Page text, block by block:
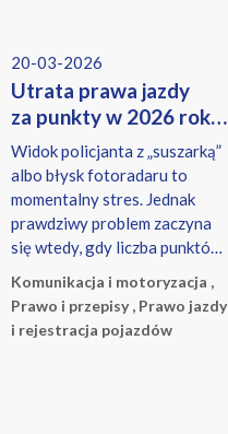
20-03-2026
Utrata prawa jazdy
za punkty w 2026 roku
– co się zmieniło?
Poradnik
Widok policjanta z „suszarką”
albo błysk fotoradaru to
momentalny stres. Jednak
prawdziwy problem zaczyna
się wtedy, gdy liczba punktów
CEPiK zbliża się do
niebezpiecznej granicy.
Komunikacja i motoryzacja ,
Prawo i przepisy , Prawo jazdy
i rejestracja pojazdów